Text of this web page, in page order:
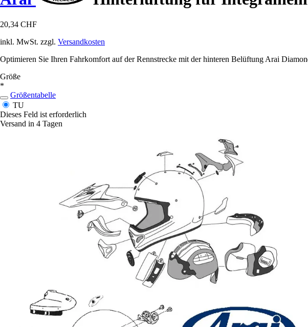
20,34 CHF
inkl. MwSt. zzgl. Versandkosten
Optimieren Sie Ihren Fahrkomfort auf der Rennstrecke mit der hinteren Belüftung Arai
Größe
*
Größentabelle
TU
Dieses Feld ist erforderlich
Versand in 4 Tagen